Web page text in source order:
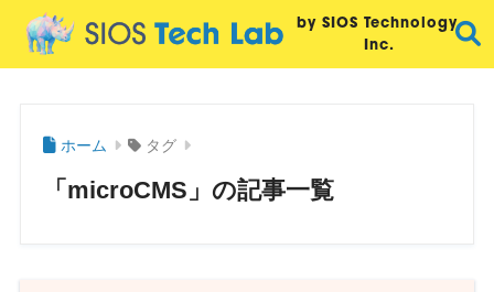
by SIOS Technology,
Inc.
ホーム タグ
「microCMS」の記事一覧